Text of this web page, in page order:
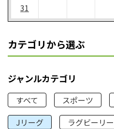
31
カテゴリから選ぶ
ジャンルカテゴリ
すべて スポーツ
Jリーグ
ラグビーリ